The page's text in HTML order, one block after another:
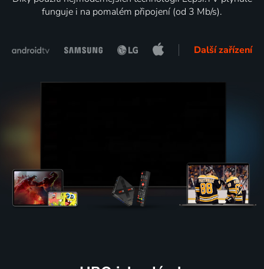
funguje i na pomalém připojení (od 3 Mb/s).
Další zařízení